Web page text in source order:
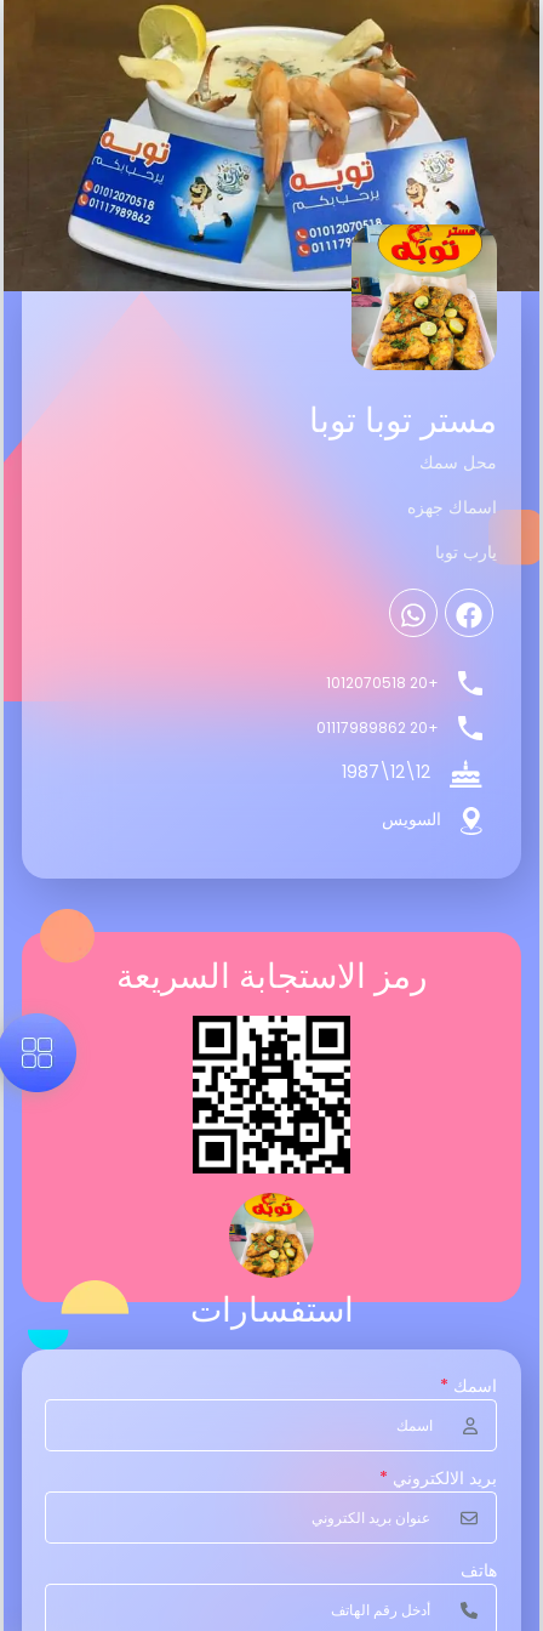
مستر توبا توبا
محل سمك
اسماك جهزه
يارب توبا
+20 1012070518
+20 01117989862
12\12\1987
السويس
رمز الاستجابة السريعة
استفسارات
اسمك *
بريد الالكتروني *
هاتف